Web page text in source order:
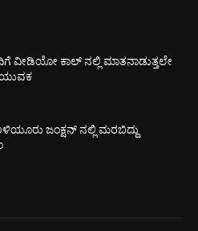
ವೀಡಿಯೋ ಕಾಲ್ ನಲ್ಲಿ ಮಾತನಾಡುತ್ತಲೇ
ಯುವಕ
ಜಂಕ್ಷನ್ ನಲ್ಲಿ ಮರಬಿದ್ದು